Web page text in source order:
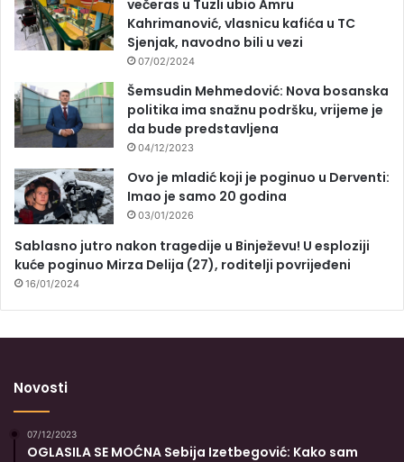
večeras u Tuzli ubio Amru
Kahrimanović, vlasnicu kafića u TC
Sjenjak, navodno bili u vezi
07/02/2024
Šemsudin Mehmedović: Nova bosanska
politika ima snažnu podršku, vrijeme je
da bude predstavljena
04/12/2023
Ovo je mladić koji je poginuo u Derventi:
Imao je samo 20 godina
03/01/2026
Sablasno jutro nakon tragedije u Binježevu! U esploziji
kuće poginuo Mirza Delija (27), roditelji povrijeđeni
16/01/2024
Novosti
07/12/2023
OGLASILA SE MOĆNA Sebija Izetbegović: Kako sam